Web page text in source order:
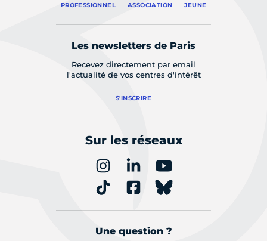
PROFESSIONNEL ASSOCIATION JEUNE
Les newsletters de Paris
Recevez directement par email
l'actualité de vos centres d'intérêt
S'INSCRIRE
Sur les réseaux
Une question ?